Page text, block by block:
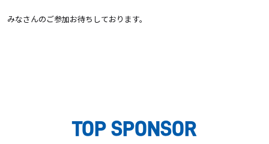
みなさんのご参加お待ちしております。
TOP SPONSOR